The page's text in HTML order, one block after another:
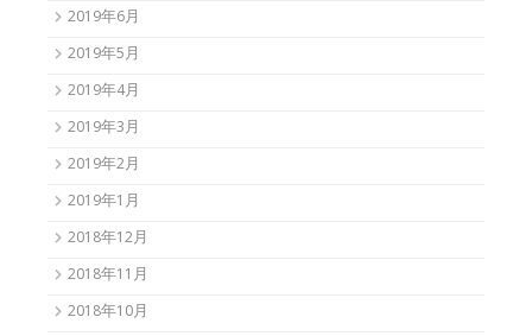
2019年6月
2019年5月
2019年4月
2019年3月
2019年2月
2019年1月
2018年12月
2018年11月
2018年10月